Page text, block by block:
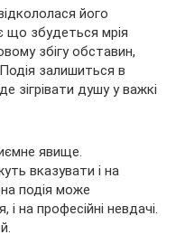
його
що збудеться мрія
збігу обставин,
залишиться в
зігрівати душу у важкі
явище.
вказувати і на
подія може
і на професійні невдачі.